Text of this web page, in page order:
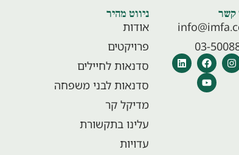
ניווט מהיר
אודות
פרויקטים
סדנאות לחיילים
סדנאות לבני משפחה
מדיקל קר
עלינו בתקשורת
עדויות
קשר
03-